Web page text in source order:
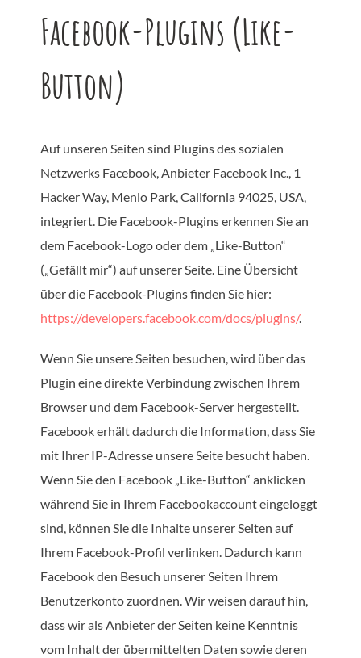
Facebook-Plugins (Like-
Button)
Auf unseren Seiten sind Plugins des sozialen
Netzwerks Facebook, Anbieter Facebook Inc., 1
Hacker Way, Menlo Park, California 94025, USA,
integriert. Die Facebook-Plugins erkennen Sie an
dem Facebook-Logo oder dem „Like-Button“
(„Gefällt mir“) auf unserer Seite. Eine Übersicht
über die Facebook-Plugins finden Sie hier:
https://developers.facebook.com/docs/plugins/.
Wenn Sie unsere Seiten besuchen, wird über das
Plugin eine direkte Verbindung zwischen Ihrem
Browser und dem Facebook-Server hergestellt.
Facebook erhält dadurch die Information, dass Sie
mit Ihrer IP-Adresse unsere Seite besucht haben.
Wenn Sie den Facebook „Like-Button“ anklicken
während Sie in Ihrem Facebookaccount eingeloggt
sind, können Sie die Inhalte unserer Seiten auf
Ihrem Facebook-Profil verlinken. Dadurch kann
Facebook den Besuch unserer Seiten Ihrem
Benutzerkonto zuordnen. Wir weisen darauf hin,
dass wir als Anbieter der Seiten keine Kenntnis
vom Inhalt der übermittelten Daten sowie deren